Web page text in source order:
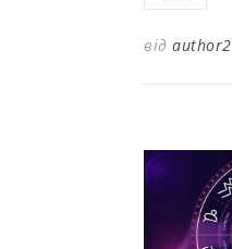
від author2